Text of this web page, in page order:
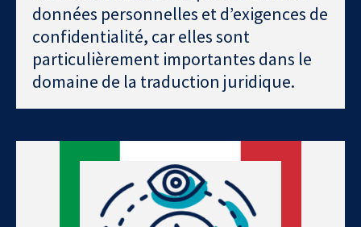
données personnelles et d’exigences de
confidentialité, car elles sont
particulièrement importantes dans le
domaine de la traduction juridique.